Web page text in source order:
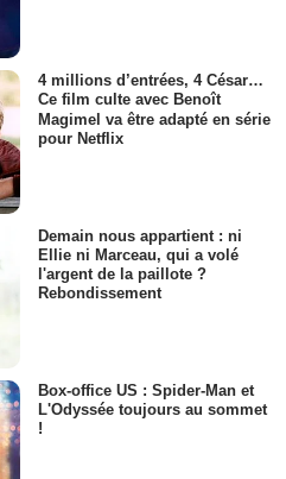
4 millions d’entrées, 4 César…
Ce film culte avec Benoît
Magimel va être adapté en série
pour Netflix
Demain nous appartient : ni
Ellie ni Marceau, qui a volé
l'argent de la paillote ?
Rebondissement
Box-office US : Spider-Man et
L'Odyssée toujours au sommet
!